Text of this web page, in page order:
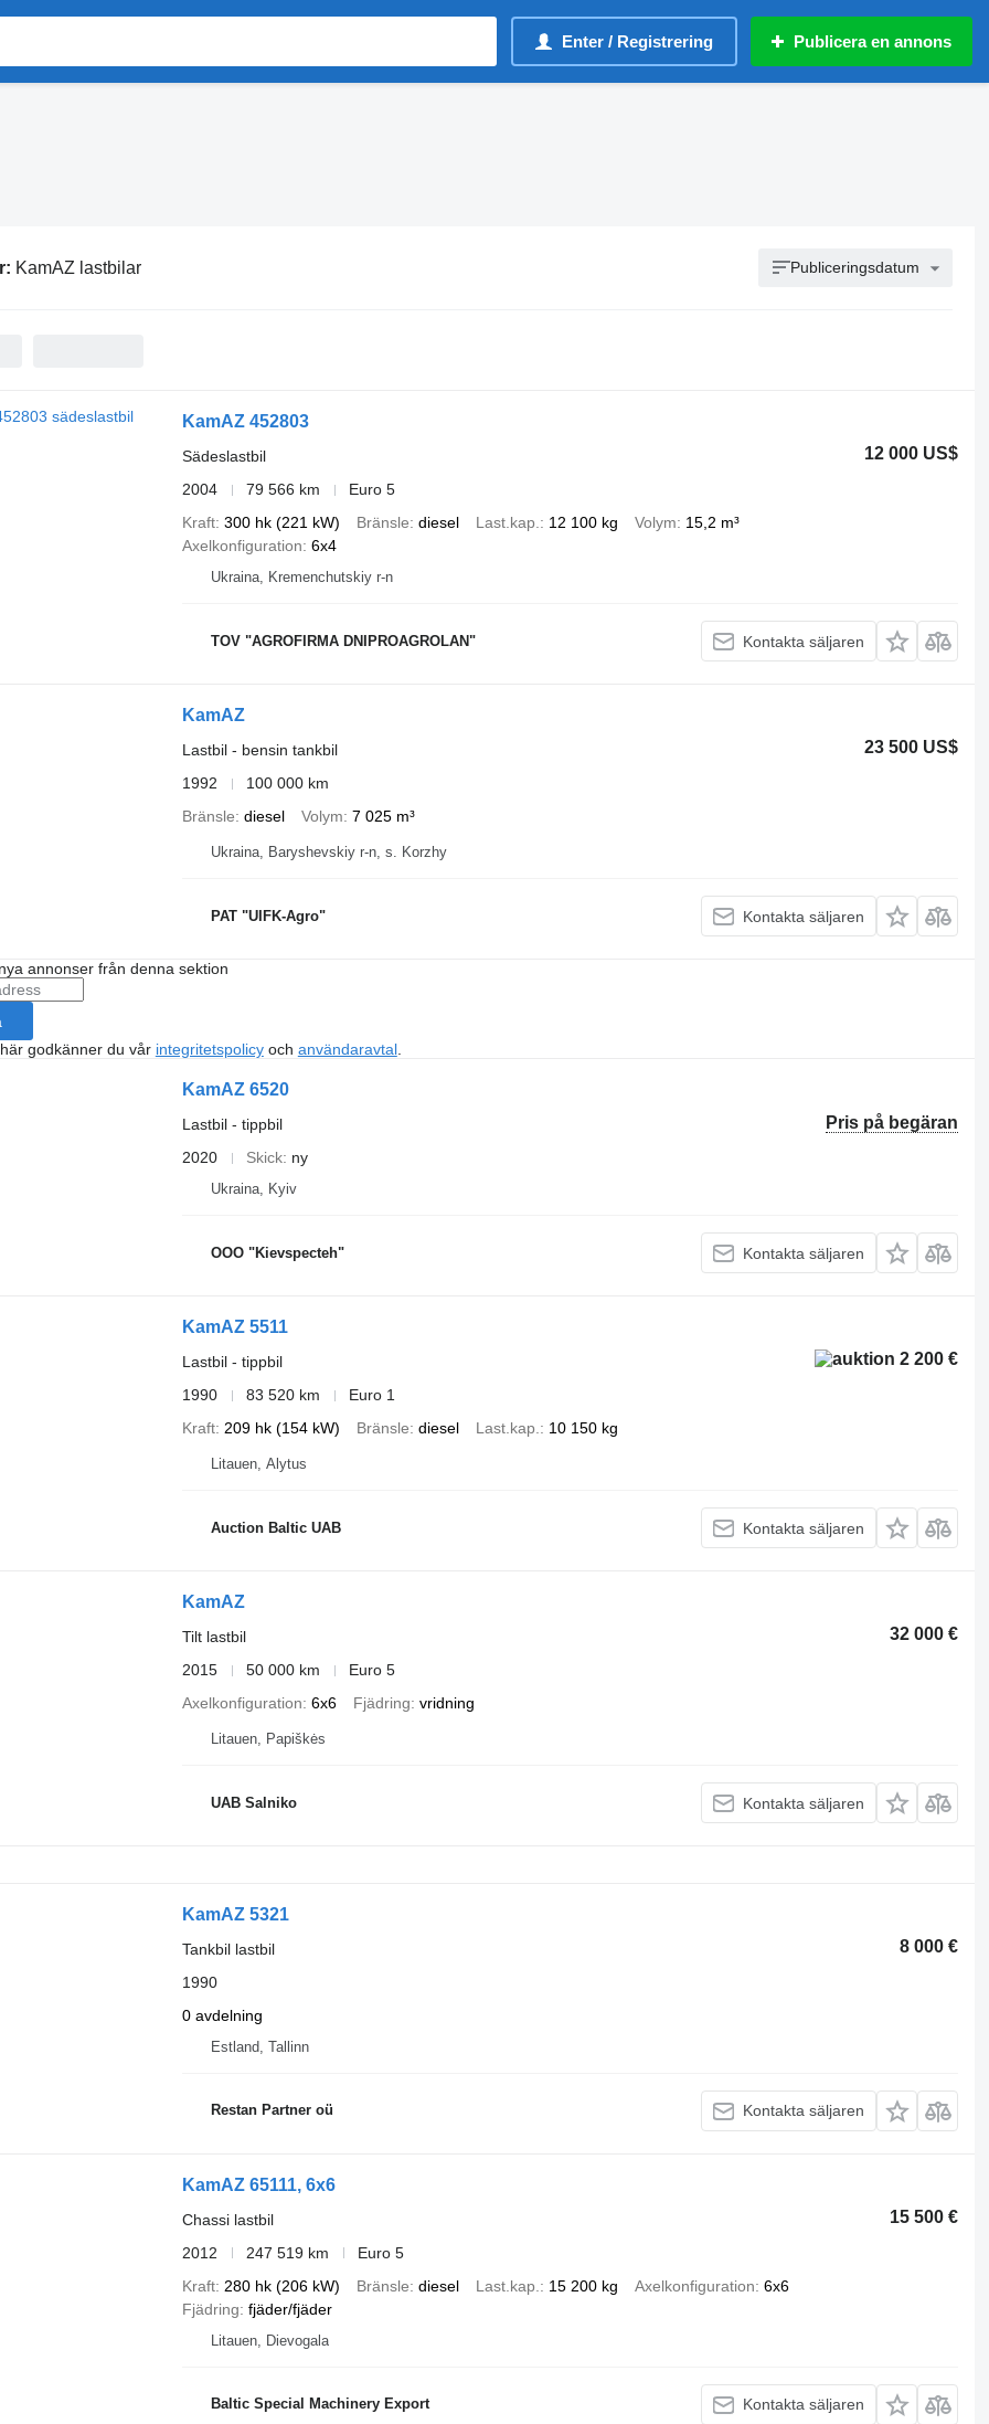
Enter / Registrering Publicera en annons
KamAZ lastbilar Publiceringsdatum
KamAZ 452803
12 000 US$
Sädeslastbil
2004
79 566 km
Euro 5
Kraft 300 hk (221 kW) Bränsle diesel Last.kap. 12 100 kg Volym
15,2 m³
Axelkonfiguration 6x4
Ukraina, Kremenchutskiy r-n
TOV "AGROFIRMA DNIPROAGROLAN" Kontakta säljaren
KamAZ
23 500 US$
Lastbil - bensin tankbil
1992
100 000 km
Bränsle diesel Volym 7 025 m³
Ukraina, Baryshevskiy r-n, s. Korzhy
PAT "UIFK-Agro" Kontakta säljaren
annonser från denna sektion
godkänner du vår integritetspolicyoch användaravtal.
KamAZ 6520
Pris på begäran
Lastbil - tippbil
2020
Skick ny
Ukraina, Kyiv
OOO "Kievspecteh" Kontakta säljaren
KamAZ 5511
2 200 €
Lastbil - tippbil
1990
83 520 km
Euro 1
Kraft 209 hk (154 kW) Bränsle diesel Last.kap. 10 150 kg
Litauen, Alytus
Auction Baltic UAB Kontakta säljaren
KamAZ
32 000 €
Tilt lastbil
2015
50 000 km
Euro 5
Axelkonfiguration 6x6 Fjädring vridning
Litauen, Papiškės
UAB Salniko Kontakta säljaren
KamAZ 5321
8 000 €
Tankbil lastbil
1990
0 avdelning
Estland, Tallinn
Restan Partner oü Kontakta säljaren
KamAZ 65111, 6x6
15 500 €
Chassi lastbil
2012
247 519 km
Euro 5
Kraft 280 hk (206 kW) Bränsle diesel Last.kap. 15 200 kg Axelkonfiguration 6x6
Fjädring fjäder/fjäder
Litauen, Dievogala
Baltic Special Machinery Export Kontakta säljaren